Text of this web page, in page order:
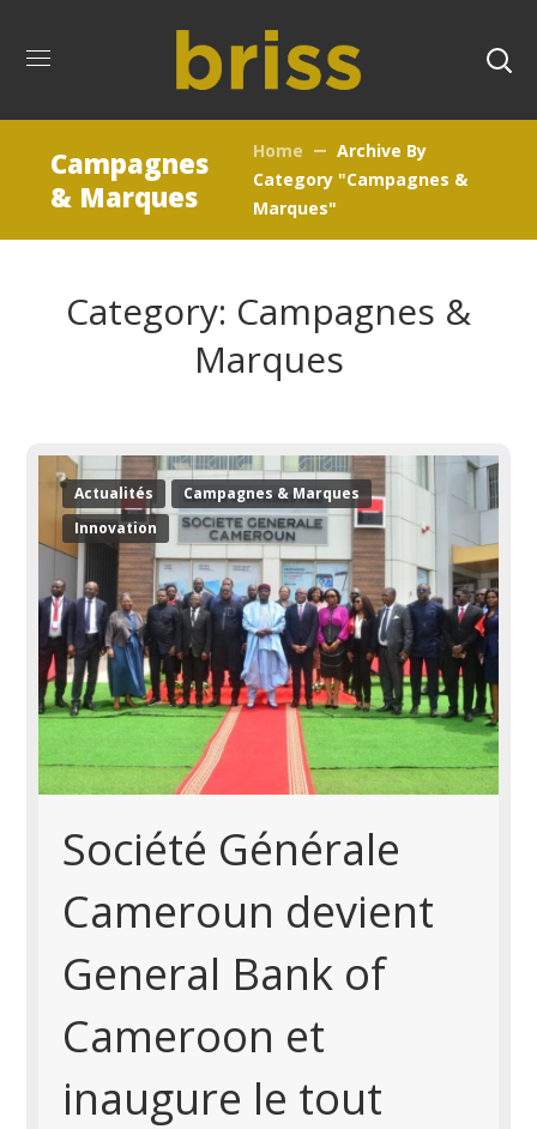
Campagnes
& Marques
Home
Archive By
Category "Campagnes &
Marques"
Category: Campagnes &
Marques
Actualités
Campagnes & Marques
Innovation
Société Générale
Cameroun devient
General Bank of
Cameroon et
inaugure le tout